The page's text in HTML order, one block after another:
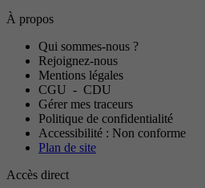
À propos
Qui sommes-nous ?
Rejoignez-nous
Mentions légales
CGU - CDU
Gérer mes traceurs
Politique de confidentialité
Accessibilité : Non conforme
Plan de site
Accès direct